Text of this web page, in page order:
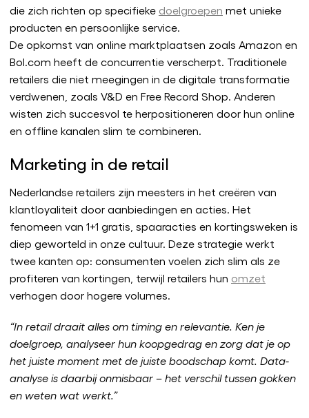
die zich richten op specifieke doelgroepen met unieke
producten en persoonlijke service.
De opkomst van online marktplaatsen zoals Amazon en
Bol.com heeft de concurrentie verscherpt. Traditionele
retailers die niet meegingen in de digitale transformatie
verdwenen, zoals V&D en Free Record Shop. Anderen
wisten zich succesvol te herpositioneren door hun online
en offline kanalen slim te combineren.
Marketing in de retail
Nederlandse retailers zijn meesters in het creëren van
klantloyaliteit door aanbiedingen en acties. Het
fenomeen van 1+1 gratis, spaaracties en kortingsweken is
diep geworteld in onze cultuur. Deze strategie werkt
twee kanten op: consumenten voelen zich slim als ze
profiteren van kortingen, terwijl retailers hun omzet
verhogen door hogere volumes.
“In retail draait alles om timing en relevantie. Ken je
doelgroep, analyseer hun koopgedrag en zorg dat je op
het juiste moment met de juiste boodschap komt. Data-
analyse is daarbij onmisbaar – het verschil tussen gokken
en weten wat werkt.”